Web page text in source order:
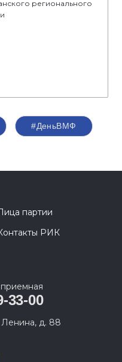
регионального
#ДеньВМФ
партии
РИК
33-00
Ленина, д. 88